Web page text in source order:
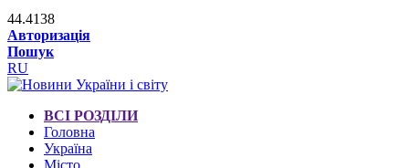
44.4138
Авторизація
Пошук
RU
ВСІ РОЗДІЛИ
Головна
Україна
Місто